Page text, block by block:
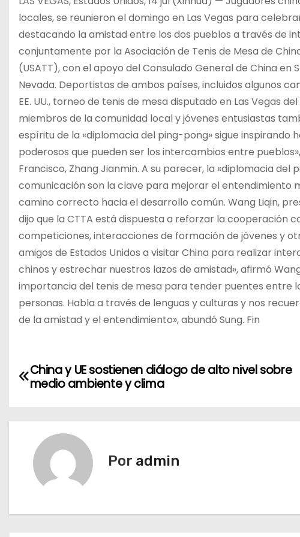
locales, se reunieron el domingo en Las Vegas para
destacando la amistad entre los dos pueblos a través de
conjuntamente por la Asociación de Tenis de Mesa de
(USATT), con el apoyo del Consulado General de China en
Nevada. Deportistas de ambos países, incluidos algunos
EE. UU., torneo de tenis de mesa disputado en Las Vegas
miembros de la comunidad local y jóvenes entusiastas
espíritu de la «diplomacia del ping-pong» sigue inspirando
poderosos que pueden ser los intercambios entre
Francisco, Zhang Jianmin. A su parecer, la «diplomacia
comunicación son la clave para mejorar el entendimiento
camino correcto hacia el desarrollo común. Wang Liqin,
dijo que la CTTA está dispuesta a reforzar la cooperación
competiciones, interacciones de formación de jóvenes y
amigos de Estados Unidos a visitar China para realizar
chinos y estrechar nuestros lazos de amistad», afirmó
importancia del tenis de mesa para tender puentes entre
personas. Habla a través de lenguas y culturas y nos
de la amistad y el entendimiento», abundó Sung. Fin
N
v
c
China y UE sostienen diálogo de alto nivel sobre
medio ambiente y clima
Por admin